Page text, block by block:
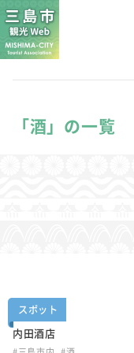
「酒」の一覧
スポット
内田酒店